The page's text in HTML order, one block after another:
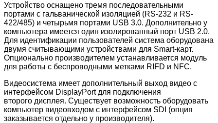
Устройство оснащено тремя последовательными
портами с гальванической изоляцией (RS-232 и RS-
422/485) и четырьмя портами USB 3.0. Дополнительно у
компьютера имеется один изолированный порт USB 2.0.
Для идентификации пользователей система оборудована
двумя считывающими устройствами для Smart-карт.
Опционально производителем устанавливается модуль
для работы с беспроводными метками RIFD и NFC.
Видеосистема имеет дополнительный выход видео с
интерфейсом DisplayPort для подключения
второго дисплея. Существует возможность оборудовать
компьютер видеовходом с интерфейсом SDI (опция
заказывается отдельно у производителя).